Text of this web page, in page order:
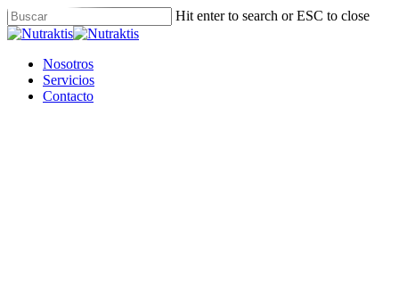
Skip
to
content
Hit enter to search or ESC to close
Close
Menu
Nosotros
Servicios
Contacto